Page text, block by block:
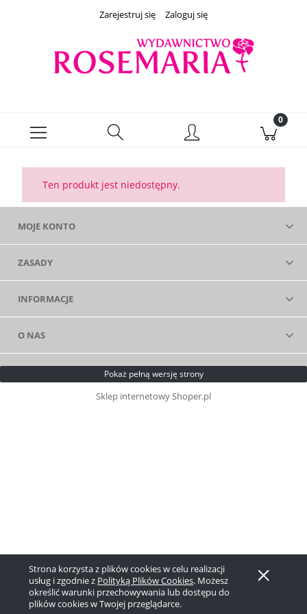
Strona korzysta z plików cookies w celu realizacji
usług i zgodnie z Polityką Plików Cookies. Możesz
określić warunki przechowywania lub dostępu do
plików cookies w Twojej przeglądarce.
Zarejestruj się Zaloguj się
Ten produkt jest niedostępny.
MOJE KONTO
ZASADY
INFORMACJE
O NAS
Pokaż pełną wersję strony
Sklep internetowy Shoper.pl